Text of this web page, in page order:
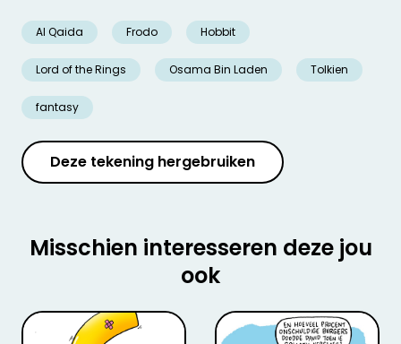
Al Qaida Frodo Hobbit
Lord of the Rings Osama Bin Laden Tolkien
fantasy
Deze tekening hergebruiken
Misschien interesseren deze jou
ook